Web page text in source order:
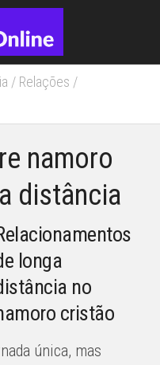
/ Relações /
namoro
distância
longa
no
cristão
única, mas